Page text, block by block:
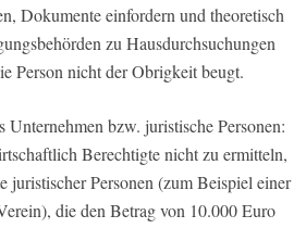
Dokumente einfordern und theoretisch
zu Hausdurchsuchungen
Person nicht der Obrigkeit beugt.
Unternehmen bzw. juristische Personen:
Berechtigte nicht zu ermitteln,
juristischer Personen (zum Beispiel einer
die den Betrag von 10.000 Euro